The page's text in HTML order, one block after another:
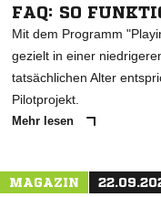
FAQ: SO
Mit dem Programm
gezielt in einer
tatsächlichen Alter
Pilotprojekt.
Mehr lesen
MAGAZIN